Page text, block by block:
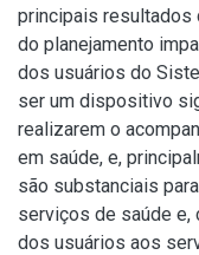
principais resultados
do planejamento
dos usuários do
ser um dispositivo
realizarem o
em saúde, e,
são substanciais
serviços de saúde e,
dos usuários aos